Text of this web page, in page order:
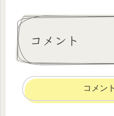
コメント
コメン